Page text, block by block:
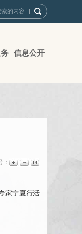
信息公开
：
家宁夏行活